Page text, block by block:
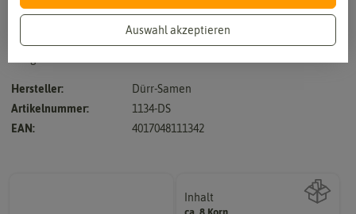
strauch- oder baumförmige Solitärpflanze, längliche, ovale, blau-
Hersteller:
Dürr-Samen
Artikelnummer:
1134-DS
EAN:
4017048111342
Inhalt
Auswahl akzeptieren